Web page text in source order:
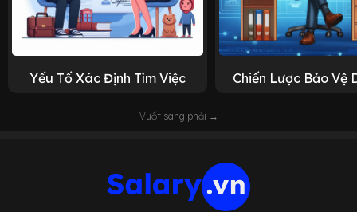
Yếu Tố Xác Định Tìm Việc Chiến Lược Bảo Vệ
Vuốt sang phải →